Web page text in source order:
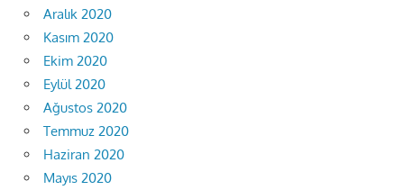
Aralık 2020
Kasım 2020
Ekim 2020
Eylül 2020
Ağustos 2020
Temmuz 2020
Haziran 2020
Mayıs 2020